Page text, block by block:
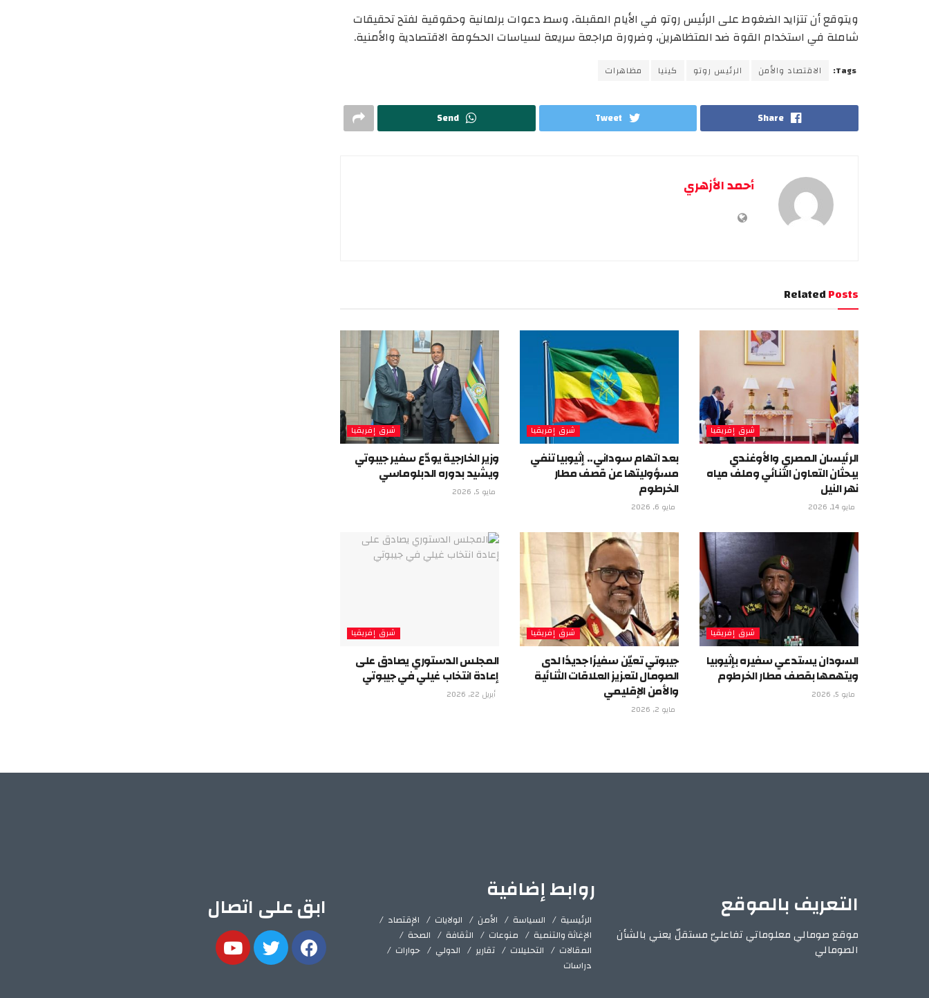
ويتوقع أن تتزايد الضغوط على الرئيس روتو في الأيام المقبلة، وسط دعوات برلمانية وحقوقية لفتح تحقيقات
شاملة في استخدام القوة ضد المتظاهرين، وضرورة مراجعة سريعة لسياسات الحكومة الاقتصادية والأمنية.
Tags: الاقتصاد والأمن الرئيس روتو كينيا مظاهرات
Share
Tweet
Send
أحمد الأزهري
RelatedPosts
شرق إفريقيا
الرئيسان المصري والأوغندي
يبحثان التعاون الثنائي وملف مياه
نهر النيل
مايو 14, 2026
شرق إفريقيا
بعد اتهام سوداني.. إثيوبيا تنفي
مسؤوليتها عن قصف مطار
الخرطوم
مايو 6, 2026
شرق إفريقيا
وزير الخارجية يودّع سفير جيبوتي
ويشيد بدوره الدبلوماسي
مايو 5, 2026
شرق إفريقيا
السودان يستدعي سفيره بإثيوبيا
ويتهمها بقصف مطار الخرطوم
مايو 5, 2026
شرق إفريقيا
جيبوتي تعيّن سفيرًا جديدًا لدى
الصومال لتعزيز العلاقات الثنائية
والأمن الإقليمي
مايو 2, 2026
شرق إفريقيا
المجلس الدستوري يصادق على
إعادة انتخاب غيلي في جيبوتي
أبريل 22, 2026
التعريف بالموقع
موقع صومالي معلوماتي تفاعليّ مستقلّ يعني بالشأن
الصومالي
روابط إضافية
الرئيسية السياسة الأمن الولايات
الإقتصاد
الإغاثة والتنمية
منوعات الثقافة
الصحة
المقالات
التحليلات تقارير الدولي
حوارات
دراسات
ابق على اتصال